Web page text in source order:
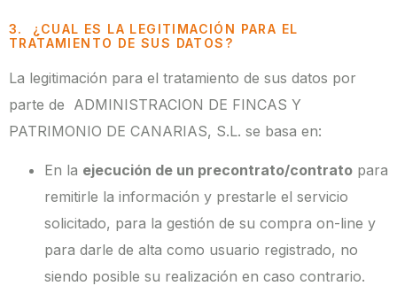
3. ¿CUAL ES LA LEGITIMACIÓN PARA EL
TRATAMIENTO DE SUS DATOS?
La legitimación para el tratamiento de sus datos por
parte de ADMINISTRACION DE FINCAS Y
PATRIMONIO DE CANARIAS, S.L. se basa en:
En la ejecución de un precontrato/contrato para
remitirle la información y prestarle el servicio
solicitado, para la gestión de su compra on-line y
para darle de alta como usuario registrado, no
siendo posible su realización en caso contrario.